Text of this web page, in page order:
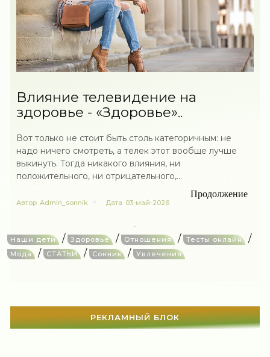
Влияние телевидение на
здоровье - «Здоровье»..
Вот только не стоит быть столь категоричным: не
надо ничего смотреть, а телек этот вообще лучше
выкинуть. Тогда никакого влияния, ни
положительного, ни отрицательного,...
Продолжение
Автор Admin_sonnik Дата 03-май-2026
Наши дети / Здоровье / Отношения / Тесты онлайн /
Мода / СТАТЬИ / Сонник / Увлечения
РЕКЛАМНЫЙ БЛОК